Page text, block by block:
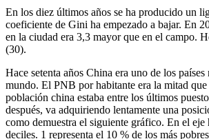
En los diez últimos años se ha producido un
coeficiente de Gini ha empezado a bajar. En
en la ciudad era 3,3 mayor que en el campo.
(30).
Hace setenta años China era uno de los países
mundo. El PNB por habitante era la mitad
población china estaba entre los últimos
después, va adquiriendo lentamente una
como demuestra el siguiente gráfico. En el
deciles. 1 representa el 10 % de los más